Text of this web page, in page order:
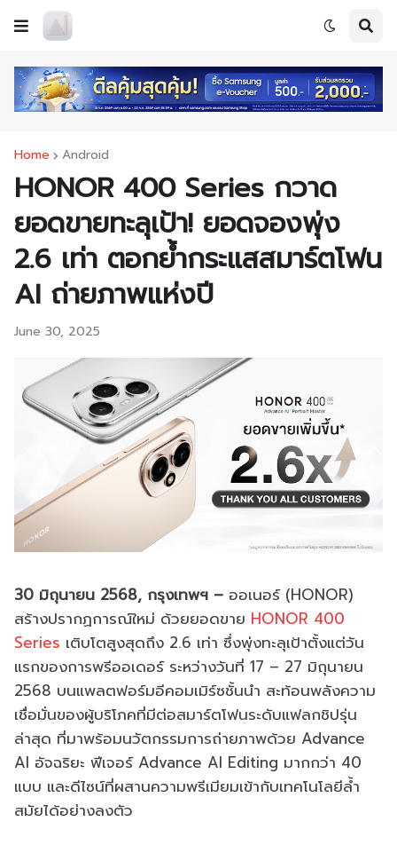
Home Android
HONOR 400 Series กวาด
ยอดขายทะลุเป้า! ยอดจองพุ่ง
2.6 เท่า ตอกย้ำกระแสสมาร์ตโฟน
AI ถ่ายภาพแห่งปี
June 30, 2025
30 มิถุนายน 2568, กรุงเทพฯ – ออเนอร์ (HONOR)
สร้างปรากฏการณ์ใหม่ ด้วยยอดขาย HONOR 400
Series เติบโตสูงสุดถึง 2.6 เท่า ซึ่งพุ่งทะลุเป้าตั้งแต่วัน
แรกของการพรีออเดอร์ ระหว่างวันที่ 17 – 27 มิถุนายน
2568 บนแพลตฟอร์มอีคอมเมิร์ซชั้นนำ สะท้อนพลังความ
เชื่อมั่นของผู้บริโภคที่มีต่อสมาร์ตโฟนระดับแฟลกชิปรุ่น
ล่าสุด ที่มาพร้อมนวัตกรรมการถ่ายภาพด้วย Advance
AI อัจฉริยะ ฟีเจอร์ Advance AI Editing มากกว่า 40
แบบ และดีไซน์ที่ผสานความพรีเมียมเข้ากับเทคโนโลยีล้ำ
สมัยได้อย่างลงตัว